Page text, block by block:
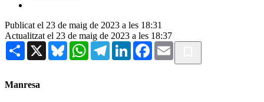
Publicat el 23 de maig de 2023 a les 18:31
Actualitzat el 23 de maig de 2023 a les 18:37
Share X BlueskyWhatsAppTelegramLinkedInFacebook
Email
Manresa